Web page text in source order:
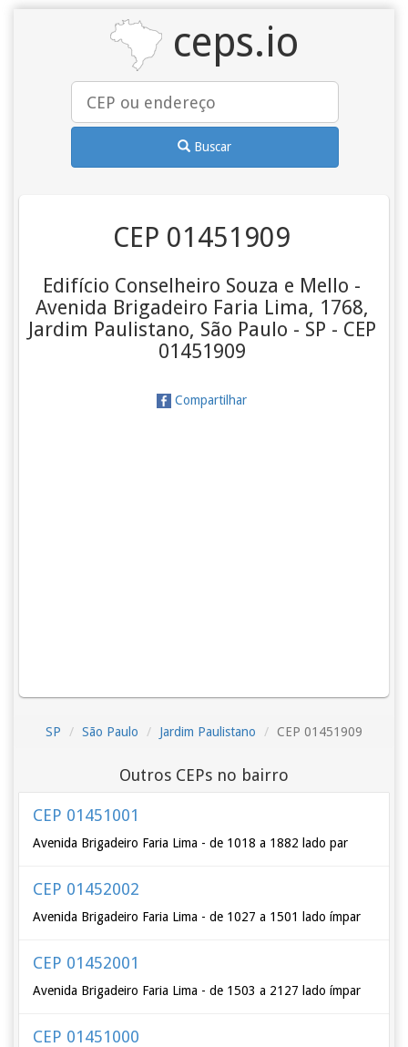
ceps.io
Buscar
CEP 01451909
Edifício Conselheiro Souza e Mello -
Avenida Brigadeiro Faria Lima, 1768,
Jardim Paulistano, São Paulo - SP - CEP
01451909
Compartilhar
SP São Paulo Jardim Paulistano CEP 01451909
Outros CEPs no bairro
CEP 01451001
Avenida Brigadeiro Faria Lima - de 1018 a 1882 lado par
CEP 01452002
Avenida Brigadeiro Faria Lima - de 1027 a 1501 lado ímpar
CEP 01452001
Avenida Brigadeiro Faria Lima - de 1503 a 2127 lado ímpar
CEP 01451000